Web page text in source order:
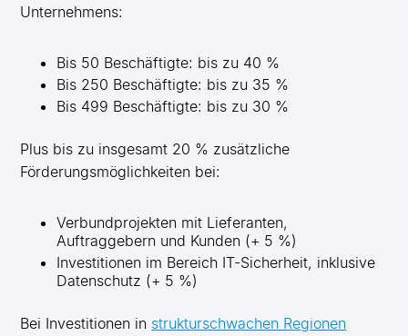
Unternehmens:
Bis 50 Beschäftigte: bis zu 40 %
Bis 250 Beschäftigte: bis zu 35 %
Bis 499 Beschäftigte: bis zu 30 %
Plus bis zu insgesamt 20 % zusätzliche
Förderungsmöglichkeiten bei:
Verbundprojekten mit Lieferanten,
Auftraggebern und Kunden (+ 5 %)
Investitionen im Bereich IT-Sicherheit, inklusive
Datenschutz (+ 5 %)
Bei Investitionen in strukturschwachen Regionen